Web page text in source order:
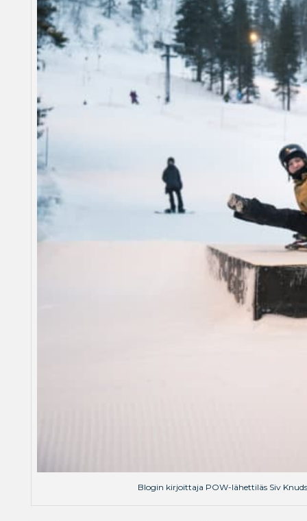
Blogin kirjoittaja POW-lähettiläs Siv